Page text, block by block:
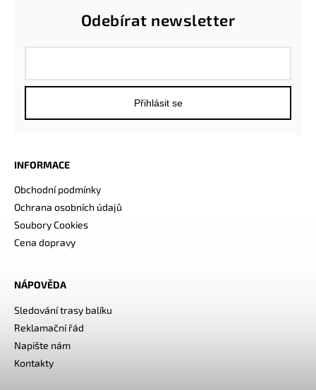
INFORMACE
Obchodní podmínky
Ochrana osobních údajů
Soubory Cookies
Cena dopravy
NÁPOVĚDA
Sledování trasy balíku
Reklamační řád
Napište nám
Kontakty
Odebírat newsletter
Přihlásit se